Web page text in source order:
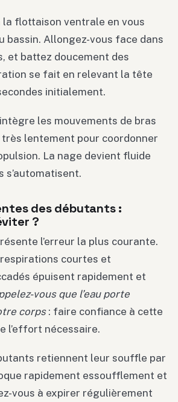
la flottaison ventrale en vous
bassin. Allongez-vous face dans
et battez doucement des
se fait en relevant la tête
initialement.
intègre les mouvements de bras
très lentement pour coordonner
La nage devient fluide
s’automatisent.
des débutants :
?
l’erreur la plus courante.
courtes et
épuisent rapidement et
vous que l’eau porte
corps: faire confiance à cette
l’effort nécessaire.
retiennent leur souffle par
rapidement essoufflement et
vous à expirer régulièrement